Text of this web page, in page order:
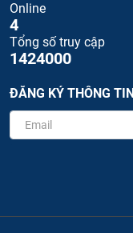
Online
4
Tổng số truy cập
1424000
ĐĂNG KÝ THÔNG TIN